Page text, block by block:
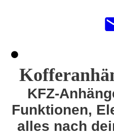
KFZ-
Funktionen,
alles nach